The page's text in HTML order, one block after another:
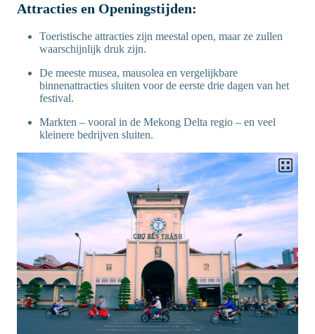
Attracties en Openingstijden:
Toeristische attracties zijn meestal open, maar ze zullen
waarschijnlijk druk zijn.
De meeste musea, mausolea en vergelijkbare
binnenattracties sluiten voor de eerste drie dagen van het
festival.
Markten – vooral in de Mekong Delta regio – en veel
kleinere bedrijven sluiten.